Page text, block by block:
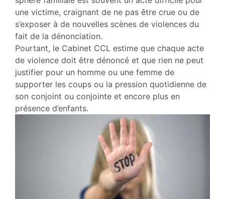
une victime, craignant de ne pas être crue ou de
s’exposer à de nouvelles scènes de violences du
fait de la dénonciation.
Pourtant, le Cabinet CCL estime que chaque acte
de violence doit être dénoncé et que rien ne peut
justifier pour un homme ou une femme de
supporter les coups ou la pression quotidienne de
son conjoint ou conjointe et encore plus en
présence d’enfants.